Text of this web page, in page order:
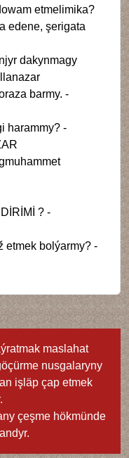
etmelimika?
edene, şerigata
dakynmagy
barmy. -
harammy? -
? -
etmek bolýarmy? -
maslahat
nusgalaryny
işläp çap etmek
çeşme hökmünde